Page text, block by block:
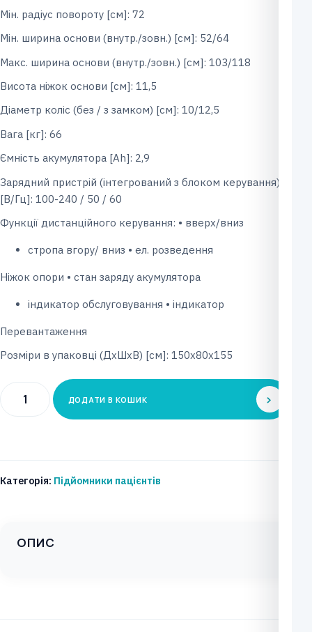
Мін. радіус повороту [см]: 72
Мін. ширина основи (внутр./зовн.) [см]: 52/64
Макс. ширина основи (внутр./зовн.) [см]: 103/118
Висота ніжок основи [см]: 11,5
Діаметр коліс (без / з замком) [см]: 10/12,5
Вага [кг]: 66
Ємність акумулятора [Ah]: 2,9
Зарядний пристрій (інтегрований з блоком керування)
[В/Гц]: 100-240 / 50 / 60
Функції дистанційного керування: • вверх/вниз
стропа вгору/ вниз • ел. розведення
Ніжок опори • стан заряду акумулятора
індикатор обслуговування • індикатор
Перевантаження
Розміри в упаковці (ДxШxВ) [см]: 150х80х155
Мобільний
підйомник
standart/comfort
ДОДАТИ В КОШИК
Категорія: Підйомники пацієнтів
ОПИС